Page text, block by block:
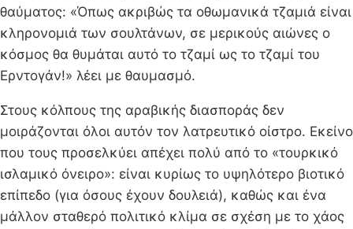
θαύματος: «Όπως ακριβώς τα οθωμανικά τζαμιά είναι
κληρονομιά των σουλτάνων, σε μερικούς αιώνες ο
κόσμος θα θυμάται αυτό το τζαμί ως το τζαμί του
Ερντογάν!» λέει με θαυμασμό.
Στους κόλπους της αραβικής διασποράς δεν
μοιράζονται όλοι αυτόν τον λατρευτικό οίστρο. Εκείνο
που τους προσελκύει απέχει πολύ από το «τουρκικό
ισλαμικό όνειρο»: είναι κυρίως το υψηλότερο βιοτικό
επίπεδο (για όσους έχουν δουλειά), καθώς και ένα
μάλλον σταθερό πολιτικό κλίμα σε σχέση με το χάος